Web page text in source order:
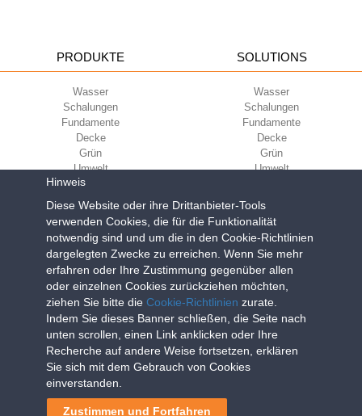
PRODUKTE
Wasser
Schalungen
Fundamente
Decke
Grün
Umwelt
Sport
SOLUTIONS
Wasser
Schalungen
Fundamente
Decke
Grün
Umwelt
UNTERNEHMEN
Nutzungsbedingungen
Verkaufsbedingungen
Über uns
Newsletter
ECOKOMPATIBILITÄT
Green Building Council
Geoplast S.p.A.| Via Martiri della Libertà, 6/8 - 35010 Grantorto (Padova)
ITALY - Tel +39 049 9490289 - info@geoplastglobal.com
Reg. Impr. PD. n. 03285310284 - R.E.A. n. 300667 P.IVA e C.F.
03285310284 | Cap. Soc. Euro 2.000.000 i.v. |
Hinweis
Diese Website oder ihre Drittanbieter-Tools
verwenden Cookies, die für die Funktionalität
notwendig sind und um die in den Cookie-Richtlinien
dargelegten Zwecke zu erreichen. Wenn Sie mehr
erfahren oder Ihre Zustimmung gegenüber allen
oder einzelnen Cookies zurückziehen möchten,
ziehen Sie bitte die Cookie-Richtlinien zurate.
Indem Sie dieses Banner schließen, die Seite nach
unten scrollen, einen Link anklicken oder Ihre
Recherche auf andere Weise fortsetzen, erklären
Sie sich mit dem Gebrauch von Cookies
einverstanden.
Zustimmen und Fortfahren